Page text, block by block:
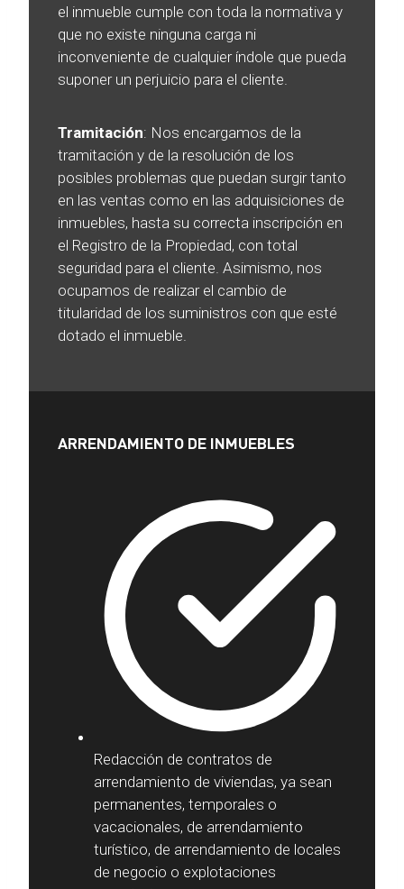
el inmueble cumple con toda la normativa y
que no existe ninguna carga ni
inconveniente de cualquier índole que pueda
suponer un perjuicio para el cliente.
Tramitación: Nos encargamos de la
tramitación y de la resolución de los
posibles problemas que puedan surgir tanto
en las ventas como en las adquisiciones de
inmuebles, hasta su correcta inscripción en
el Registro de la Propiedad, con total
seguridad para el cliente. Asimismo, nos
ocupamos de realizar el cambio de
titularidad de los suministros con que esté
dotado el inmueble.
ARRENDAMIENTO DE INMUEBLES
Redacción de contratos de
arrendamiento de viviendas, ya sean
permanentes, temporales o
vacacionales, de arrendamiento
turístico, de arrendamiento de locales
de negocio o explotaciones